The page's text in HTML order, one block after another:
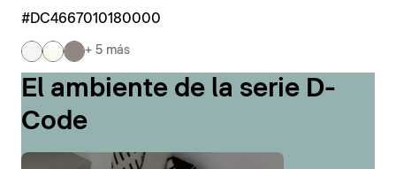
#DC4667010180000
+ 5 más
El ambiente de la serie D-
Code